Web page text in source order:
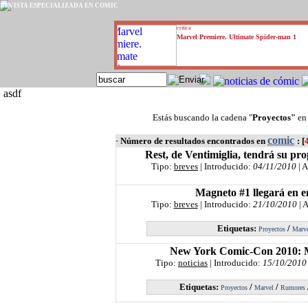
critica
Marvel Premiere. Ultimate Spider-man 1
REVISTA ESPECIALIZADA EN CÓMIC
asdf
Estás buscando la cadena "Proyectos"
· Número de resultados encontrados en comic : [
Rest, de Ventimiglia, tendrá su
Tipo: breves | Introducido: 04/11/2010 |
Magneto #1 llegará en
Tipo: breves| Introducido: 21/10/2010|
Etiquetas: Proyectos /
New York Comic-Con 2010:
Tipo: noticias | Introducido: 15/10/2010
Etiquetas: Proyectos/ Marvel/ Rumores